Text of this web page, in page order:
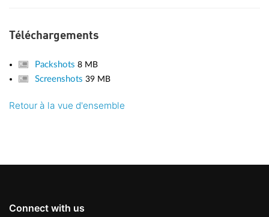
Téléchargements
Packshots8 MB
Screenshots39 MB
Retour à la vue d'ensemble
Connect with us